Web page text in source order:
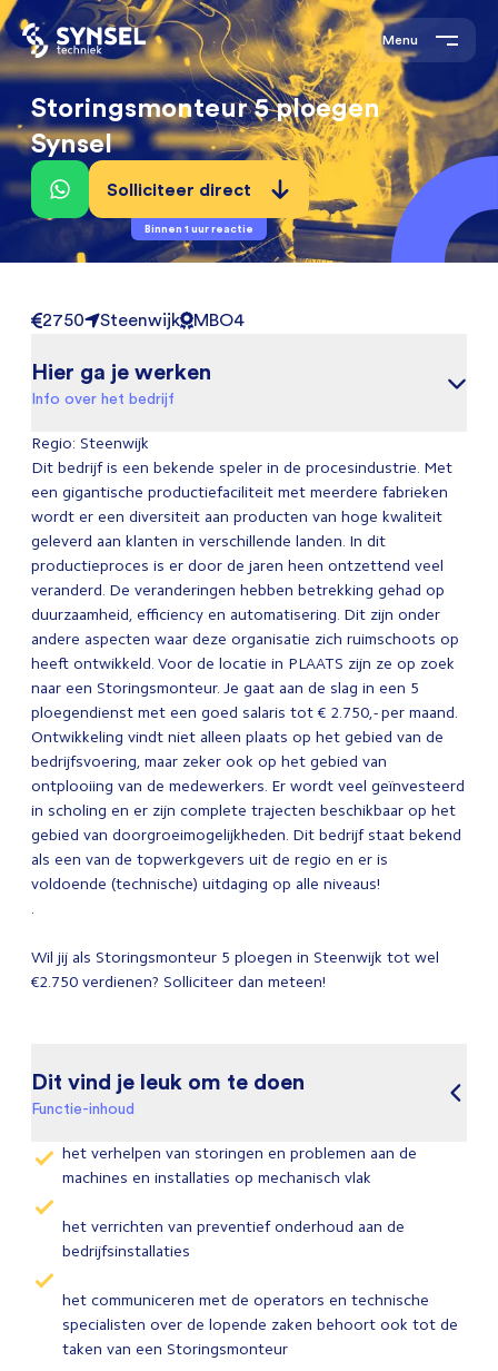
Menu
Storingsmonteur 5 ploegen
Synsel
Solliciteer direct
Binnen 1 uur reactie
2750 Steenwijk MBO4
Hier ga je werken
Info over het bedrijf
Regio: Steenwijk
Dit bedrijf is een bekende speler in de procesindustrie. Met
een gigantische productiefaciliteit met meerdere fabrieken
wordt er een diversiteit aan producten van hoge kwaliteit
geleverd aan klanten in verschillende landen. In dit
productieproces is er door de jaren heen ontzettend veel
veranderd. De veranderingen hebben betrekking gehad op
duurzaamheid, efficiency en automatisering. Dit zijn onder
andere aspecten waar deze organisatie zich ruimschoots op
heeft ontwikkeld. Voor de locatie in PLAATS zijn ze op zoek
naar een Storingsmonteur. Je gaat aan de slag in een 5
ploegendienst met een goed salaris tot € 2.750,- per maand.
Ontwikkeling vindt niet alleen plaats op het gebied van de
bedrijfsvoering, maar zeker ook op het gebied van
ontplooiing van de medewerkers. Er wordt veel geïnvesteerd
in scholing en er zijn complete trajecten beschikbaar op het
gebied van doorgroeimogelijkheden. Dit bedrijf staat bekend
als een van de topwerkgevers uit de regio en er is
voldoende (technische) uitdaging op alle niveaus!
.
Wil jij als Storingsmonteur 5 ploegen in Steenwijk tot wel
€2.750 verdienen? Solliciteer dan meteen!
Dit vind je leuk om te doen
Functie-inhoud
het verhelpen van storingen en problemen aan de
machines en installaties op mechanisch vlak
het verrichten van preventief onderhoud aan de
bedrijfsinstallaties
het communiceren met de operators en technische
specialisten over de lopende zaken behoort ook tot de
taken van een Storingsmonteur